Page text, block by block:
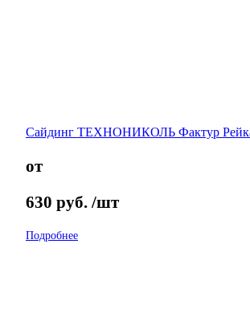
Сайдинг ТЕХНОНИКОЛЬ Фактур
от
630 руб. /шт
Подробнее